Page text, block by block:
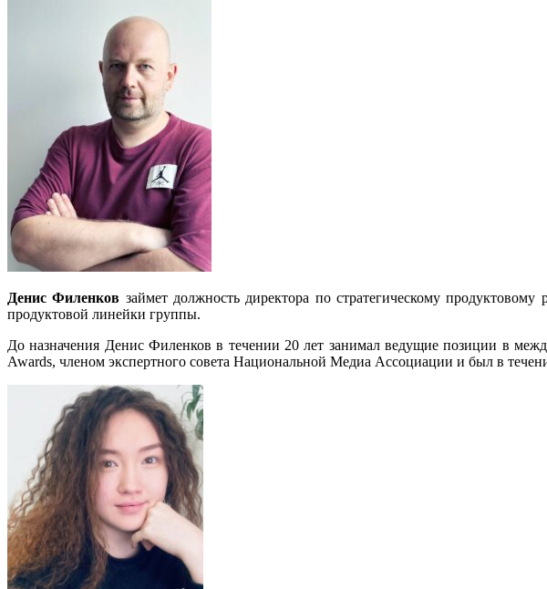
Денис Филенков займет должность директора по стратегическому
продуктовой линейки группы.
До назначения Денис Филенков в течении 20 лет занимал ведущие позиции в
Awards, членом экспертного совета Национальной Медиа Ассоциации и был в